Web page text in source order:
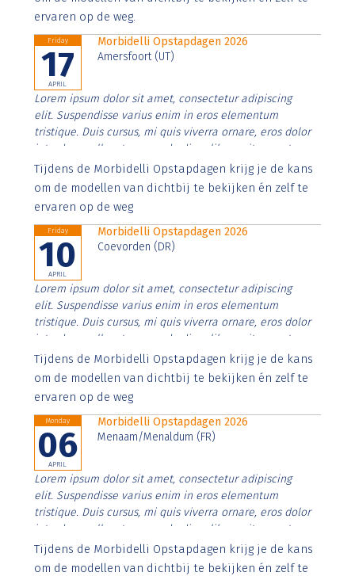
ervaren op de weg.
Friday
17
APRIL
Morbidelli Opstapdagen 2026
Amersfoort (UT)
Lorem ipsum dolor sit amet, consectetur adipiscing
elit. Suspendisse varius enim in eros elementum
tristique. Duis cursus, mi quis viverra ornare, eros dolor
interdum nulla, ut commodo diam libero vitae erat.
Aenean faucibus nibh et justo cursus id rutrum lorem
imperdiet. Nunc ut sem vitae risus tristique posuere.
Tijdens de Morbidelli Opstapdagen krijg je de kans
om de modellen van dichtbij te bekijken én zelf te
ervaren op de weg
Friday
10
APRIL
Morbidelli Opstapdagen 2026
Coevorden (DR)
Lorem ipsum dolor sit amet, consectetur adipiscing
elit. Suspendisse varius enim in eros elementum
tristique. Duis cursus, mi quis viverra ornare, eros dolor
interdum nulla, ut commodo diam libero vitae erat.
Aenean faucibus nibh et justo cursus id rutrum lorem
imperdiet. Nunc ut sem vitae risus tristique posuere.
Tijdens de Morbidelli Opstapdagen krijg je de kans
om de modellen van dichtbij te bekijken én zelf te
ervaren op de weg
Monday
06
APRIL
Morbidelli Opstapdagen 2026
Menaam/Menaldum (FR)
Lorem ipsum dolor sit amet, consectetur adipiscing
elit. Suspendisse varius enim in eros elementum
tristique. Duis cursus, mi quis viverra ornare, eros dolor
interdum nulla, ut commodo diam libero vitae erat.
Aenean faucibus nibh et justo cursus id rutrum lorem
imperdiet. Nunc ut sem vitae risus tristique posuere.
Tijdens de Morbidelli Opstapdagen krijg je de kans
om de modellen van dichtbij te bekijken én zelf te